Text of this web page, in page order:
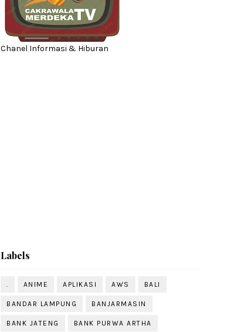
Chanel Informasi & Hiburan
Labels
. ANIME APLIKASI AWS BALI
BANDAR LAMPUNG BANJARMASIN
BANK JATENG BANK PURWA ARTHA